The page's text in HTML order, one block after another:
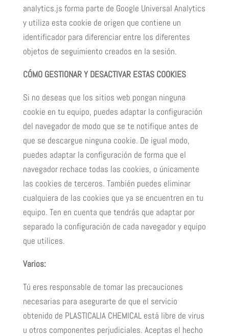
analytics.js forma parte de Google Universal Analytics
y utiliza esta cookie de origen que contiene un
identificador para diferenciar entre los diferentes
objetos de seguimiento creados en la sesión.
CÓMO GESTIONAR Y DESACTIVAR ESTAS COOKIES
Si no deseas que los sitios web pongan ninguna
cookie en tu equipo, puedes adaptar la configuración
del navegador de modo que se te notifique antes de
que se descargue ninguna cookie. De igual modo,
puedes adaptar la configuración de forma que el
navegador rechace todas las cookies, o únicamente
las cookies de terceros. También puedes eliminar
cualquiera de las cookies que ya se encuentren en tu
equipo. Ten en cuenta que tendrás que adaptar por
separado la configuración de cada navegador y equipo
que utilices.
Varios:
Tú eres responsable de tomar las precauciones
necesarias para asegurarte de que el servicio
obtenido de PLASTICALIA CHEMICAL está libre de virus
u otros componentes perjudiciales. Aceptas el hecho